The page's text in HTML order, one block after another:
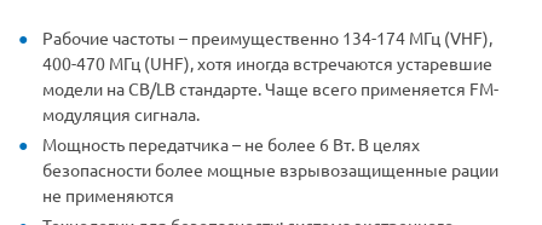
Рабочие частоты – преимущественно 134-174 МГц (VHF),
400-470 МГц (UHF), хотя иногда встречаются устаревшие
модели на СВ/LB стандарте. Чаще всего применяется FM-
модуляция сигнала.
Мощность передатчика – не более 6 Вт. В целях
безопасности более мощные взрывозащищенные рации
не применяются